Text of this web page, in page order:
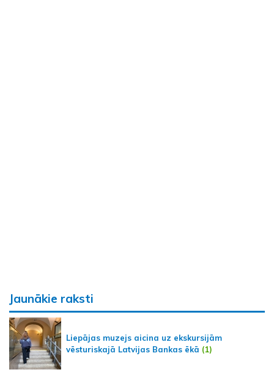
Jaunākie raksti
Liepājas muzejs aicina uz ekskursijām
vēsturiskajā Latvijas Bankas ēkā (1)